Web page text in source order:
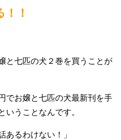
！
と七匹の犬２巻を買うことが
でお嬢と七匹の犬最新刊を手
いうことなんです。
あるわけない！」